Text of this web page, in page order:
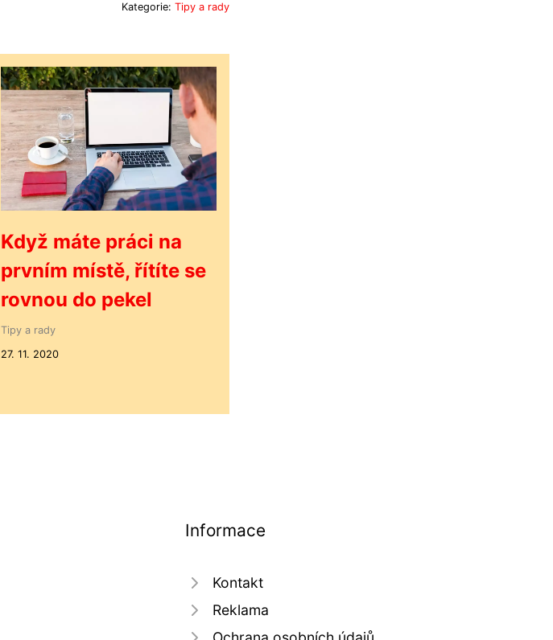
Kategorie: Tipy a rady
Když máte práci na
prvním místě, řítíte se
rovnou do pekel
Tipy a rady
27. 11. 2020
Informace
Kontakt
Reklama